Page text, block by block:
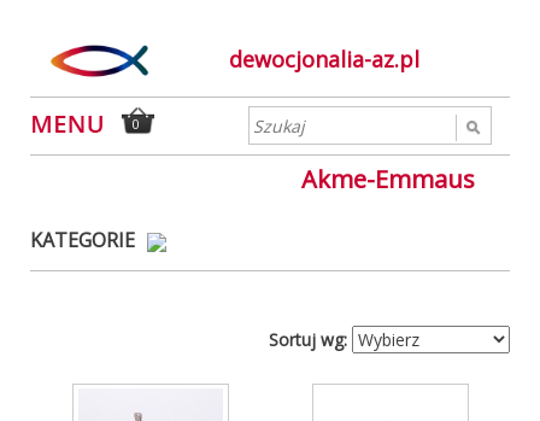
dewocjonalia-az.pl
0
Akme-Emmaus
KATEGORIE
Sortuj wg: